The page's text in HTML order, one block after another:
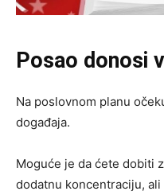
Posao donosi
Na poslovnom planu
događaja.
Moguće je da ćete dobiti
dodatnu koncentraciju,